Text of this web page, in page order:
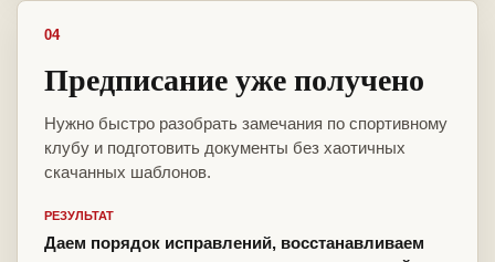
04
Предписание уже получено
Нужно быстро разобрать замечания по спортивному
клубу и подготовить документы без хаотичных
скачанных шаблонов.
РЕЗУЛЬТАТ
Даем порядок исправлений, восстанавливаем